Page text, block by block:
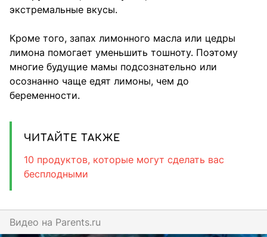
экстремальные вкусы.
Кроме того, запах лимонного масла или цедры
лимона помогает уменьшить тошноту. Поэтому
многие будущие мамы подсознательно или
осознанно чаще едят лимоны, чем до
беременности.
ЧИТАЙТЕ ТАКЖЕ
10 продуктов, которые могут сделать вас
бесплодными
Видео на parents.ru